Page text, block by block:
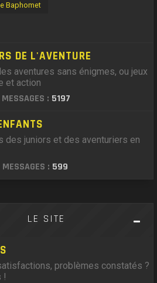
Baphomet
DE L'AVENTURE
aventures sans énigmes, ou jeux
et action
: 5197
des juniors et des aventuriers en
: 599
LE SITE
problèmes constatés ?
!